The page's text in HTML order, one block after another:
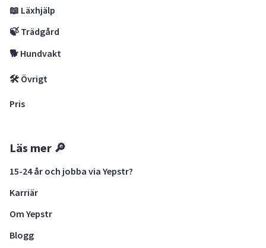
📖 Läxhjälp
🍃 Trädgård
🐕 Hundvakt
🛠 Övrigt
Pris
Läs mer 🔎
15-24 år och jobba via Yepstr?
Karriär
Om Yepstr
Blogg